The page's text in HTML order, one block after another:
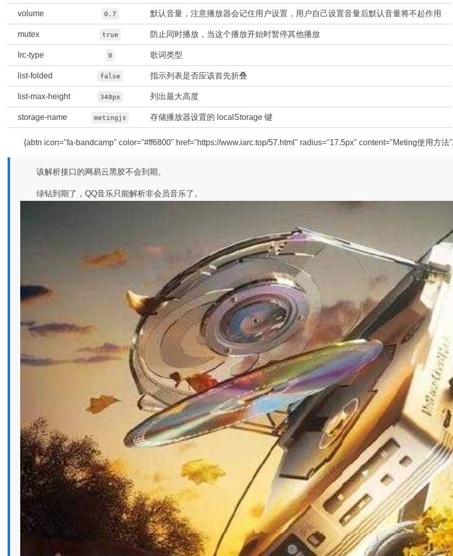
volume 0.7 默认音量，注意播放器会记住用户设置，用户自己设置音量后默认音量将不起作用
mutex true 防止同时播放，当这个播放开始时暂停其他播放
lrc-type 0 歌词类型
list-folded false 指示列表是否应该首先折叠
list-max-height 340px 列出最大高度
storage-name metingjs 存储播放器设置的 localStorage 键
{abtn icon="fa-bandcamp" color="#ff6800" href="https://www.iarc.top/57.html" radius="17.5px" content="Meting使用方法
该解析接口的网易云黑胶不会到期。
绿钻到期了，QQ音乐只能解析非会员音乐了。